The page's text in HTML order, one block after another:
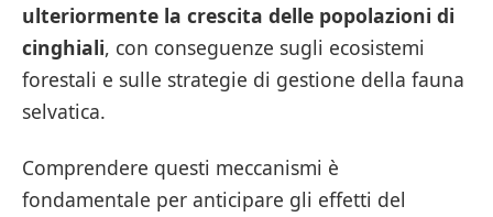
ulteriormente la crescita delle popolazioni di
cinghiali, con conseguenze sugli ecosistemi
forestali e sulle strategie di gestione della fauna
selvatica.
Comprendere questi meccanismi è
fondamentale per anticipare gli effetti del